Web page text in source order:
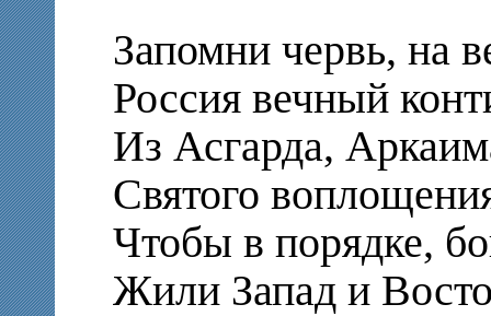
Запомни червь, на
Россия вечный
Из Асгарда,
Святого
Чтобы в порядке,
Жили Запад и